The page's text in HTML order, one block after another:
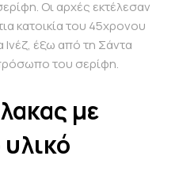
Οι αρχές εκτέλεσαν
κατοικία του 45χρονου
έξω από τη Σάντα
του σερίφη.
με